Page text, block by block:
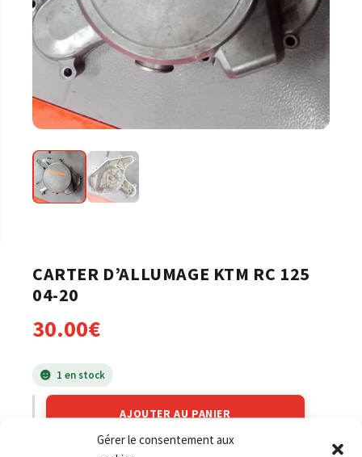
Gérer le consentement aux
CARTER D’ALLUMAGE KTM RC 125
04-20
30.00€
1 en stock
AJOUTER AU PANIER